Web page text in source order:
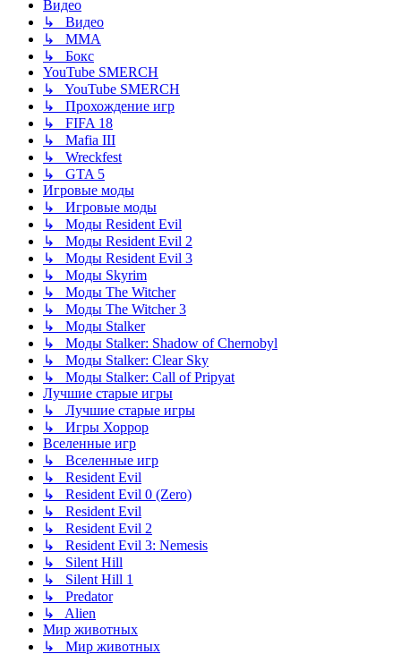
Видео
↳ Видео
↳ ММА
↳ Бокс
YouTube SMERCH
↳ YouTube SMERCH
↳ Прохождение игр
↳ FIFA 18
↳ Mafia III
↳ Wreckfest
↳ GTA 5
Игровые моды
↳ Игровые моды
↳ Моды Resident Evil
↳ Моды Resident Evil 2
↳ Моды Resident Evil 3
↳ Моды Skyrim
↳ Моды The Witcher
↳ Моды The Witcher 3
↳ Моды Stalker
↳ Моды Stalker: Shadow of Chernobyl
↳ Моды Stalker: Clear Sky
↳ Моды Stalker: Call of Pripyat
Лучшие старые игры
↳ Лучшие старые игры
↳ Игры Хоррор
Вселенные игр
↳ Вселенные игр
↳ Resident Evil
↳ Resident Evil 0 (Zero)
↳ Resident Evil
↳ Resident Evil 2
↳ Resident Evil 3: Nemesis
↳ Silent Hill
↳ Silent Hill 1
↳ Predator
↳ Alien
Мир животных
↳ Мир животных